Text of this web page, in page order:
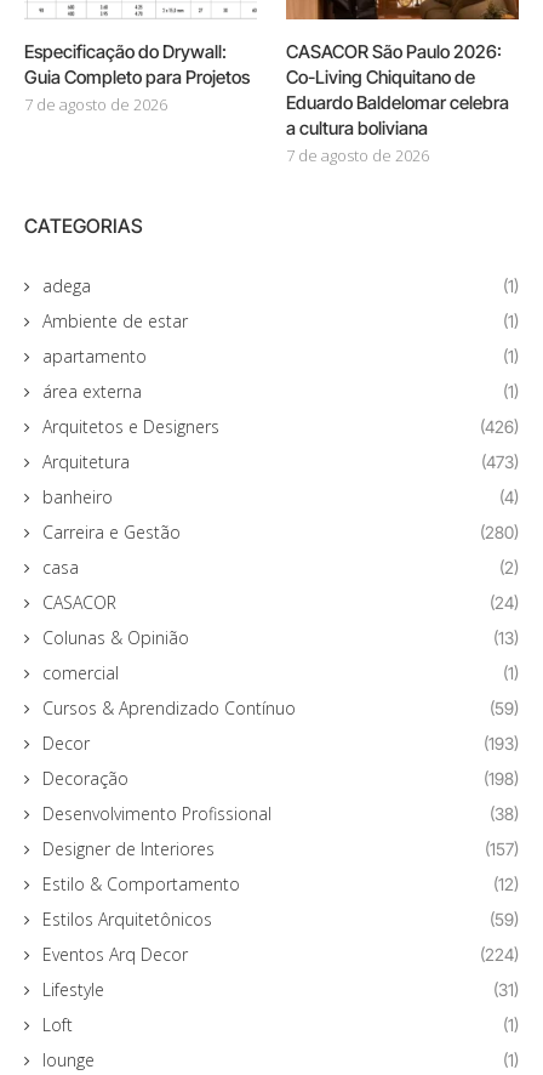
Especificação do Drywall:
Guia Completo para Projetos
7 de agosto de 2026
CASACOR São Paulo 2026:
Co-Living Chiquitano de
Eduardo Baldelomar celebra
a cultura boliviana
7 de agosto de 2026
CATEGORIAS
adega (1)
Ambiente de estar (1)
apartamento (1)
área externa (1)
Arquitetos e Designers (426)
Arquitetura (473)
banheiro (4)
Carreira e Gestão (280)
casa (2)
CASACOR (24)
Colunas & Opinião (13)
comercial (1)
Cursos & Aprendizado Contínuo (59)
Decor (193)
Decoração (198)
Desenvolvimento Profissional (38)
Designer de Interiores (157)
Estilo & Comportamento (12)
Estilos Arquitetônicos (59)
Eventos Arq Decor (224)
Lifestyle (31)
Loft (1)
lounge (1)